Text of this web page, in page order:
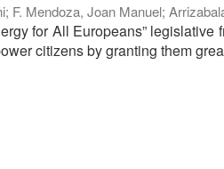
; F. Mendoza, Joan Manuel;
for All Europeans”
citizens by granting them